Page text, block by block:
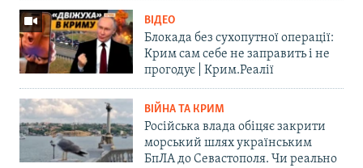
ВІДЕО
Блокада без сухопутної операції:
Крим сам себе не заправить і не
прогодує | Крим.Реалії
ВІЙНА ТА КРИМ
Російська влада обіцяє закрити
морський шлях українським
БпЛА до Севастополя. Чи реально